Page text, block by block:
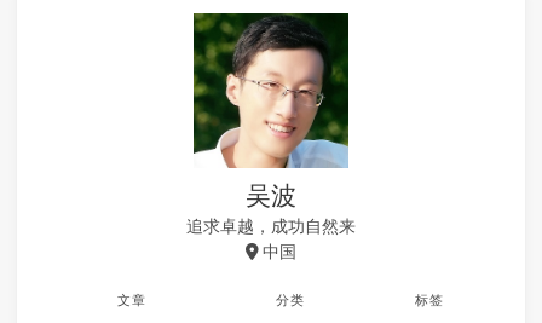
吴波
追求卓越，成功自然来
中国
文章 分类 标签